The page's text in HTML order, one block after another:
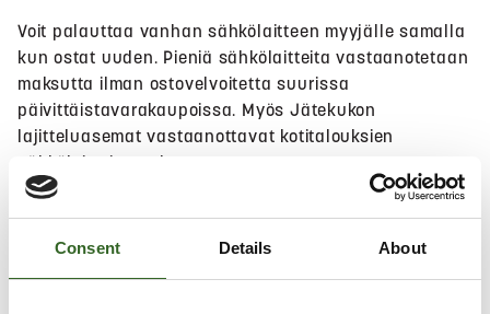
Consent Details About
Voit palauttaa vanhan sähkölaitteen myyjälle samalla
kun ostat uuden. Pieniä sähkölaitteita vastaanotetaan
maksutta ilman ostovelvoitetta suurissa
päivittäistavarakaupoissa. Myös Jätekukon
lajitteluasemat vastaanottavat kotitalouksien
sähkölaitteita maksutta.